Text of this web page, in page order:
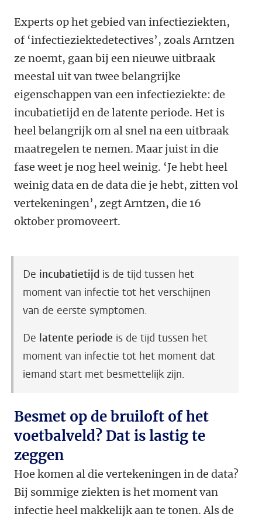
Experts op het gebied van infectieziekten,
of ‘infectieziektedetectives’, zoals Arntzen
ze noemt, gaan bij een nieuwe uitbraak
meestal uit van twee belangrijke
eigenschappen van een infectieziekte: de
incubatietijd en de latente periode. Het is
heel belangrijk om al snel na een uitbraak
maatregelen te nemen. Maar juist in die
fase weet je nog heel weinig. ‘Je hebt heel
weinig data en de data die je hebt, zitten vol
vertekeningen’, zegt Arntzen, die 16
oktober promoveert.
De incubatietijd is de tijd tussen het
moment van infectie tot het verschijnen
van de eerste symptomen.
De latente periode is de tijd tussen het
moment van infectie tot het moment dat
iemand start met besmettelijk zijn.
Besmet op de bruiloft of het
voetbalveld? Dat is lastig te
zeggen
Hoe komen al die vertekeningen in de data?
Bij sommige ziekten is het moment van
infectie heel makkelijk aan te tonen. Als de